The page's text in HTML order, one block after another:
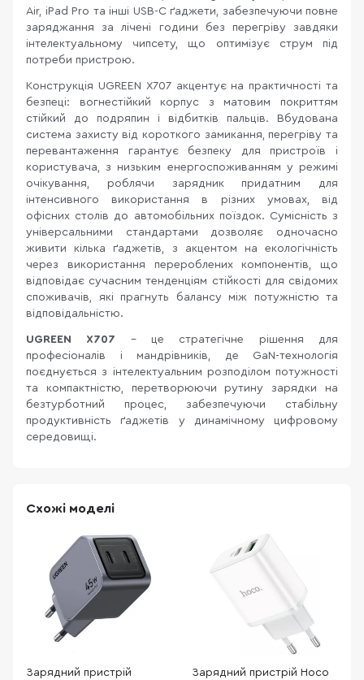
Air, iPad Pro та інші USB-C ґаджети, забезпечуючи повне
заряджання за лічені години без перегріву завдяки
інтелектуальному чипсету, що оптимізує струм під
потреби пристрою.
Конструкція UGREEN X707 акцентує на практичності та
безпеці: вогнестійкий корпус з матовим покриттям
стійкий до подряпин і відбитків пальців. Вбудована
система захисту від короткого замикання, перегріву та
перевантаження гарантує безпеку для пристроїв і
користувача, з низьким енергоспоживанням у режимі
очікування, роблячи зарядник придатним для
інтенсивного використання в різних умовах, від
офісних столів до автомобільних поїздок. Сумісність з
універсальними стандартами дозволяє одночасно
живити кілька ґаджетів, з акцентом на екологічність
через використання перероблених компонентів, що
відповідає сучасним тенденціям стійкості для свідомих
споживачів, які прагнуть балансу між потужністю та
відповідальністю.
UGREEN X707 - це стратегічне рішення для
професіоналів і мандрівників, де GaN-технологія
поєднується з інтелектуальним розподілом потужності
та компактністю, перетворюючи рутину зарядки на
безтурботний процес, забезпечуючи стабільну
продуктивність ґаджетів у динамічному цифровому
середовищі.
Схожі моделі
Зарядний пристрій
Зарядний пристрій Hoco